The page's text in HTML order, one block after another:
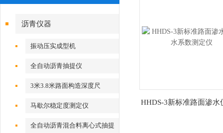
沥青仪器
振动压实成型机
全自动沥青抽提仪
3米3.8米路面构造深度尺
马歇尔稳定度测定仪
全自动沥青混合料离心式抽提
HHDS-3新标准路面渗水